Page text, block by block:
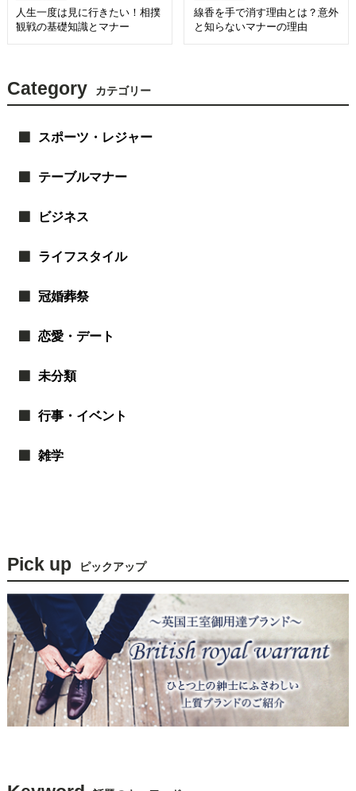
人生一度は見に行きたい！相撲
観戦の基礎知識とマナー
線香を手で消す理由とは？意外
と知らないマナーの理由
Category カテゴリー
スポーツ・レジャー
テーブルマナー
ビジネス
ライフスタイル
冠婚葬祭
恋愛・デート
未分類
行事・イベント
雑学
Pick up ピックアップ